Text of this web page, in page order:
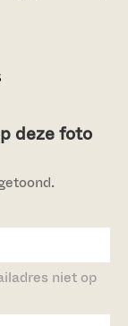
deze foto
niet op